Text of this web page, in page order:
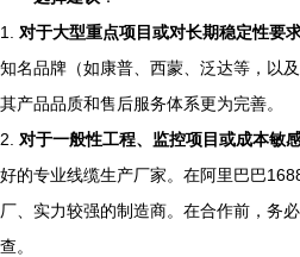
1. 对于大型重点项目或对长期稳定性要
知名品牌（如康普、西蒙、泛达等，以
其产品品质和售后服务体系更为完善。
2. 对于一般性工程、监控项目或成本敏
好的专业线缆生产厂家。在阿里巴巴
厂、实力较强的制造商。在合作前，务
查。